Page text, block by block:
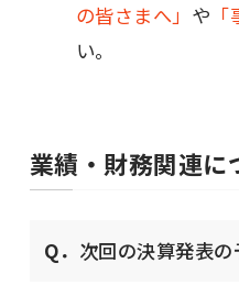
の皆さまへ」 や
い。
業績‧財務関連に
Q． 次回の決算発表